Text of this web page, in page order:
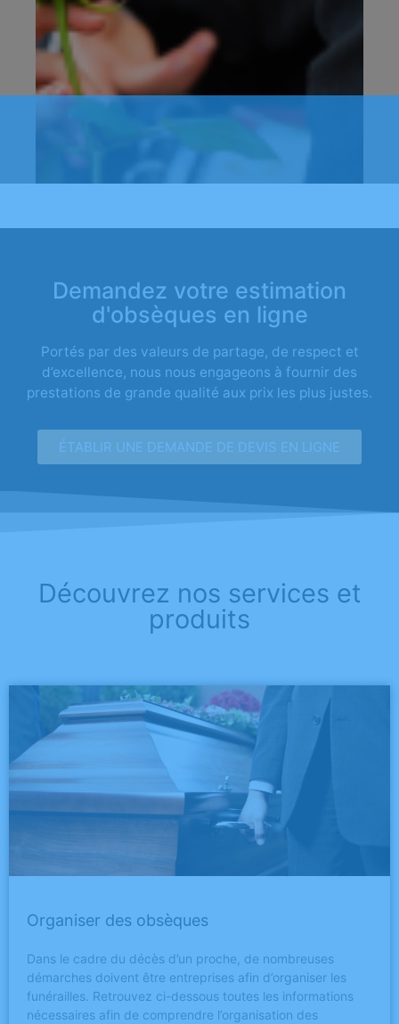
Demandez votre estimation
d'obsèques en ligne
Portés par des valeurs de partage, de respect et
d’excellence, nous nous engageons à fournir des
prestations de grande qualité aux prix les plus justes.
ÉTABLIR UNE DEMANDE DE DEVIS EN LIGNE
Découvrez nos services et
produits
Organiser des obsèques
Dans le cadre du décès d’un proche, de nombreuses
démarches doivent être entreprises afin d’organiser les
funérailles. Retrouvez ci-dessous toutes les informations
nécessaires afin de comprendre l’organisation des